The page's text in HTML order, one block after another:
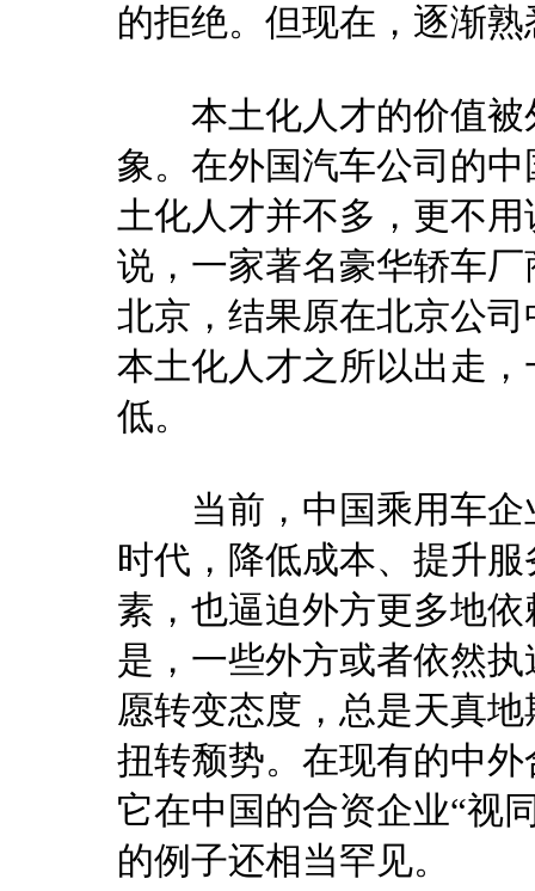
的拒绝。但现在，逐渐
本土化人才的价值被
象。在外国汽车公司的
土化人才并不多，更不
说，一家著名豪华轿车
北京，结果原在北京公
本土化人才之所以出走
低。
当前，中国乘用车企
时代，降低成本、提升
素，也逼迫外方更多地
是，一些外方或者依然
愿转变态度，总是天真
扭转颓势。在现有的中
它在中国的合资企业“视
的例子还相当罕见。